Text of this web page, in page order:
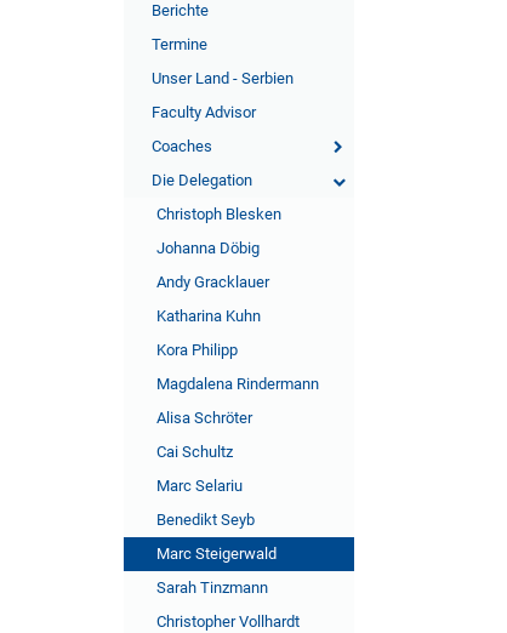
Berichte
Termine
Unser Land - Serbien
Faculty Advisor
Coaches
Die Delegation
Christoph Blesken
Johanna Döbig
Andy Gracklauer
Katharina Kuhn
Kora Philipp
Magdalena Rindermann
Alisa Schröter
Cai Schultz
Marc Selariu
Benedikt Seyb
Marc Steigerwald
Sarah Tinzmann
Christopher Vollhardt